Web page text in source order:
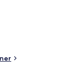
i lobbyn